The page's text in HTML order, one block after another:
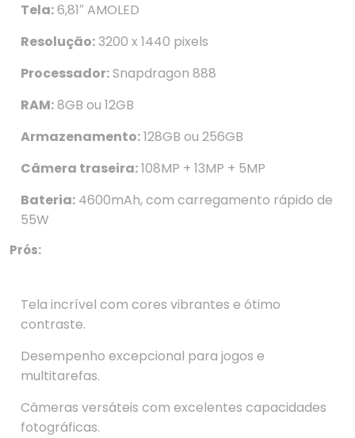
Tela:6,81″ AMOLED
Resolução:3200 x 1440 pixels
Processador:Snapdragon 888
RAM:8GB ou 12GB
Armazenamento:128GB ou 256GB
Câmera traseira:108MP + 13MP + 5MP
Bateria: 4600mAh, com carregamento rápido de
55W
Prós:
Tela incrível com cores vibrantes e ótimo
contraste.
Desempenho excepcional para jogos e
multitarefas.
Câmeras versáteis com excelentes capacidades
fotográficas.